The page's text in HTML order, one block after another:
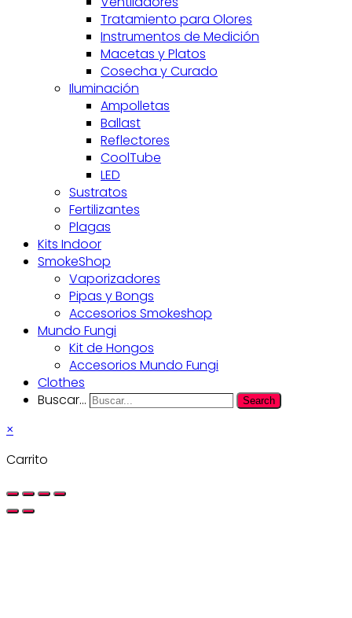
Tratamiento para Olores
Instrumentos de Medición
Macetas y Platos
Cosecha y Curado
Iluminación
Ampolletas
Ballast
Reflectores
CoolTube
LED
Sustratos
Fertilizantes
Plagas
Kits Indoor
SmokeShop
Vaporizadores
Pipas y Bongs
Accesorios Smokeshop
Mundo Fungi
Kit de Hongos
Accesorios Mundo Fungi
Clothes
Buscar...
Search
×
Carrito